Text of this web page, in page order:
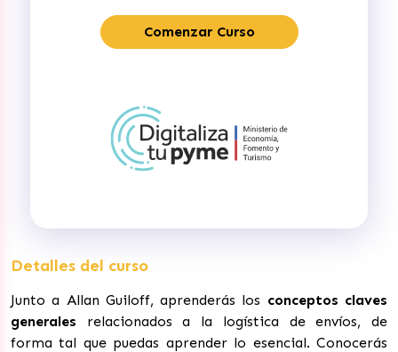
Comenzar Curso
Detalles del curso
Junto a Allan Guiloff, aprenderás los conceptos claves
generales relacionados a la logística de envíos, de
forma tal que puedas aprender lo esencial. Conocerás